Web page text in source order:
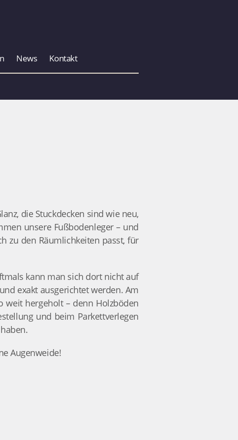
News Kontakt
die Stuckdecken sind wie neu,
unsere Fußbodenleger – und
zu den Räumlichkeiten passt, für
kann man sich dort nicht auf
exakt ausgerichtet werden. Am
weit hergeholt – denn Holzböden
und beim Parkettverlegen
Augenweide!